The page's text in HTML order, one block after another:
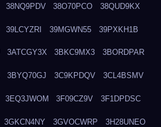
38NQ9PDV 38O70PCO 38QUD9KX
39LCYZRI 39MGWN55 39PXKH1B
3ATCGY3X 3BKC9MX3 3BORDPAR
3BYQ70GJ 3C9KPDQV 3CL4BSMV
3EQ3JWOM 3F09CZ9V 3F1DPDSC
3GKCN4NY 3GVOCWRP 3H28UNEO